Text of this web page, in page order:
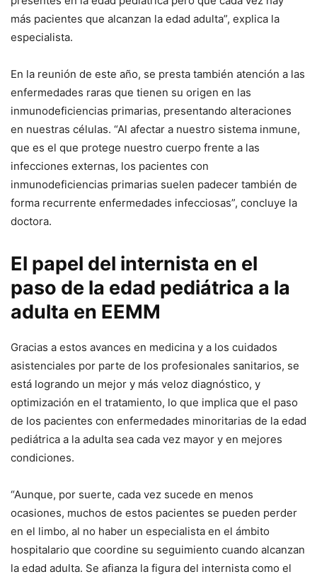
más pacientes que alcanzan la edad adulta”, explica la
especialista.
En la reunión de este año, se presta también atención a las
enfermedades raras que tienen su origen en las
inmunodeficiencias primarias, presentando alteraciones
en nuestras células. “Al afectar a nuestro sistema inmune,
que es el que protege nuestro cuerpo frente a las
infecciones externas, los pacientes con
inmunodeficiencias primarias suelen padecer también de
forma recurrente enfermedades infecciosas”, concluye la
doctora.
El papel del internista en el
paso de la edad pediátrica a la
adulta en EEMM
Gracias a estos avances en medicina y a los cuidados
asistenciales por parte de los profesionales sanitarios, se
está logrando un mejor y más veloz diagnóstico, y
optimización en el tratamiento, lo que implica que el paso
de los pacientes con enfermedades minoritarias de la edad
pediátrica a la adulta sea cada vez mayor y en mejores
condiciones.
“Aunque, por suerte, cada vez sucede en menos
ocasiones, muchos de estos pacientes se pueden perder
en el limbo, al no haber un especialista en el ámbito
hospitalario que coordine su seguimiento cuando alcanzan
la edad adulta. Se afianza la figura del internista como el